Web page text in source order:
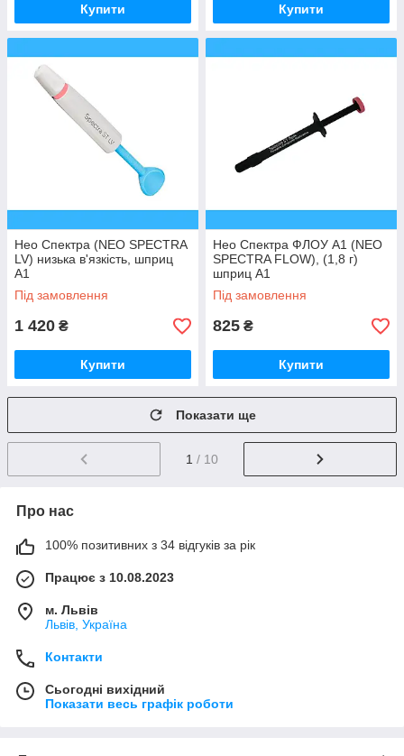
Купити Купити
Нео Спектра (NEO SPECTRA
LV) низька в'язкість, шприц
A1
Під замовлення
1 420 ₴
Купити
Нео Спектра ФЛОУ А1 (NEO
SPECTRA FLOW), (1,8 г)
шприц А1
Під замовлення
825 ₴
Купити
Показати ще
1 / 10
Про нас
100% позитивних з 34 відгуків за рік
Працює з 10.08.2023
м. Львів
Львів, Україна
Контакти
Сьогодні вихідний
Показати весь графік роботи